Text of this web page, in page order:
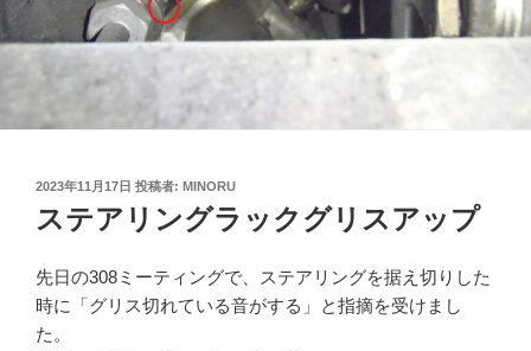
投
稿
日:
2023年11月17日 投稿者: MINORU
ステアリングラックグリスアップ
先日の308ミーティングで、ステアリングを据え切りした
時に「グリス切れている音がする」と指摘を受けまし
た。